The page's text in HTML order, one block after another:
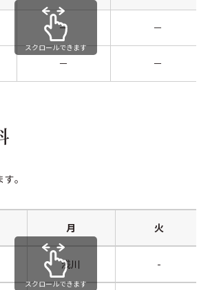
－ －
－ －
スクロールできます
。
月 火
浅川 -
スクロールできます